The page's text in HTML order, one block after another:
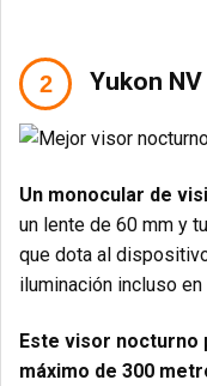
Yukon
Un monocular de
un lente de 60 mm y
que dota al
iluminación incluso
Este visor nocturno
máximo de 300